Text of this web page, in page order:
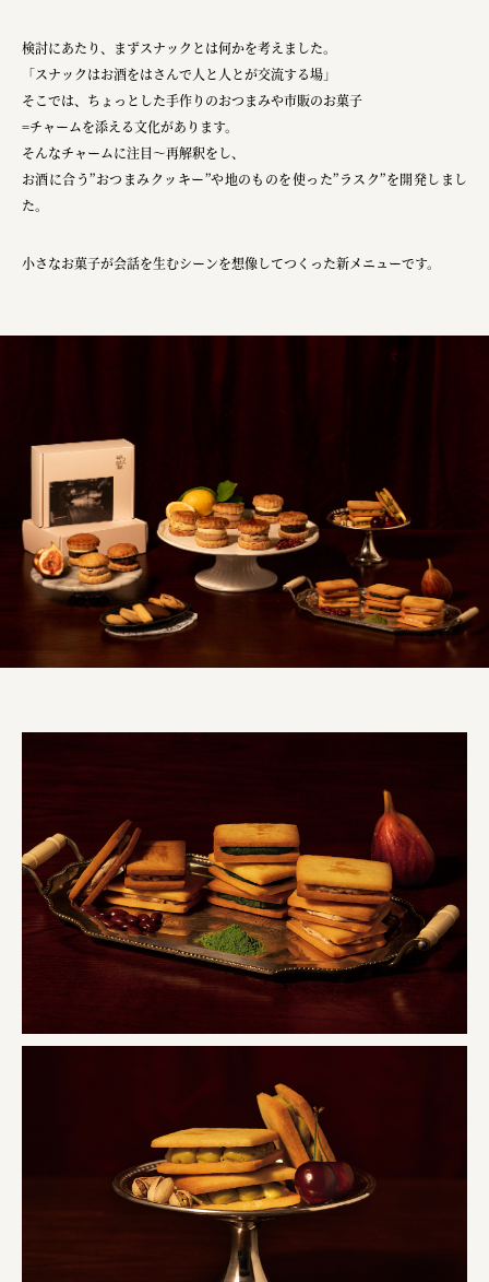
株式会社 マツバラ
株式会社東果堂
アトラス化成
株式会社 中日ステンドアート
株式会社ポーラ
株式会社池田泉州銀行
岡野バルブ製造株式会社
株式会社ふくや
三井不動産株式会社
有限会社 丸久商店
株式会社イソガイ
キッコーマン食品株式会社
住友化学株式会社
株式会社リビタ
宗教法人圓能寺立 若草幼稚園
株式会社 照沼
食処くさの根
株式会社クイーンピスタチオ
JR東日本クロスステーション
福島県商工会連合会
京セラ株式会社
検討にあたり、まずスナックとは何かを考えました。
「スナックはお酒をはさんで人と人とが交流する場」
そこでは、ちょっとした手作りのおつまみや市販のお菓子
=チャームを添える文化があります。
そんなチャームに注目〜再解釈をし、
お酒に合う”おつまみクッキー”や地のものを使った”ラスク”を開発しまし
た。
小さなお菓子が会話を生むシーンを想像してつくった新メニューです。